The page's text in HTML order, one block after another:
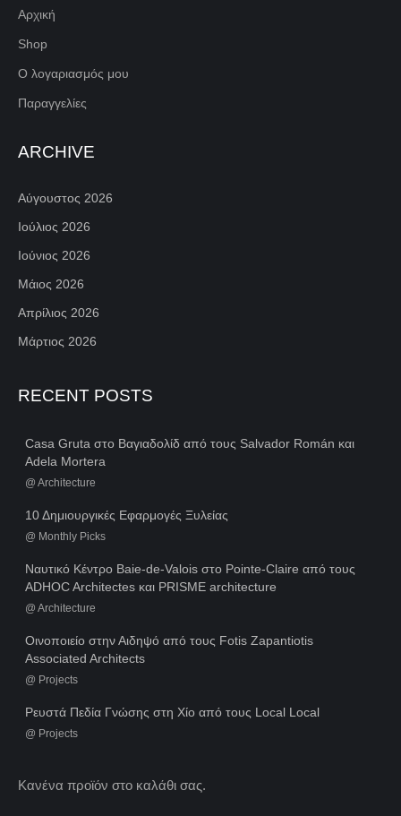
Αρχική
Shop
Ο λογαριασμός μου
Παραγγελίες
ARCHIVE
Αύγουστος 2026
Ιούλιος 2026
Ιούνιος 2026
Μάιος 2026
Απρίλιος 2026
Μάρτιος 2026
RECENT POSTS
Casa Gruta στο Βαγιαδολίδ από τους Salvador Román και
Adela Mortera
@ Architecture
10 Δημιουργικές Εφαρμογές Ξυλείας
@ Monthly Picks
Ναυτικό Κέντρο Baie-de-Valois στο Pointe-Claire από τους
ADHOC Architectes και PRISME architecture
@ Architecture
Οινοποιείο στην Αιδηψό από τους Fotis Zapantiotis
Associated Architects
@ Projects
Ρευστά Πεδία Γνώσης στη Χίο από τους Local Local
@ Projects
Κανένα προϊόν στο καλάθι σας.